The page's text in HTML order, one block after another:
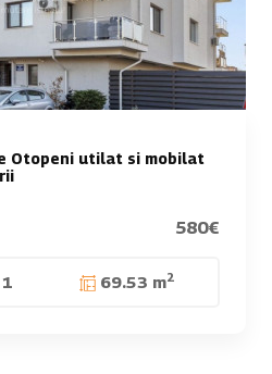
Otopeni utilat si mobilat
580€
69.53 m2